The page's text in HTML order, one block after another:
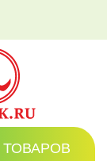
ТОВАРОВ